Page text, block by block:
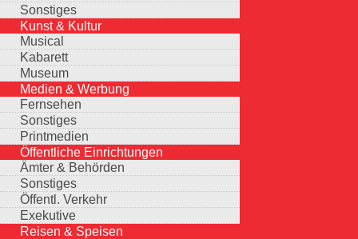
Sonstiges
Kunst & Kultur
Musical
Kabarett
Museum
Medien & Werbung
Fernsehen
Sonstiges
Printmedien
Öffentliche Einrichtungen
Ämter & Behörden
Sonstiges
Öffentl. Verkehr
Exekutive
Reisen & Speisen